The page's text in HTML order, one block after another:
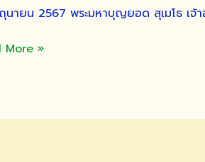
นายน 2567 พระมหาบุญยอด สุเมโธ เจ้
ร
More »